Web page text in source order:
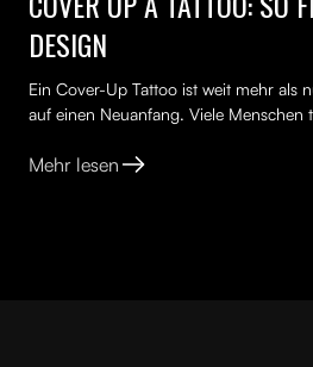
DESIGN
Ein Cover-Up Tattoo ist weit mehr als
auf einen Neuanfang. Viele Menschen
Mehr lesen